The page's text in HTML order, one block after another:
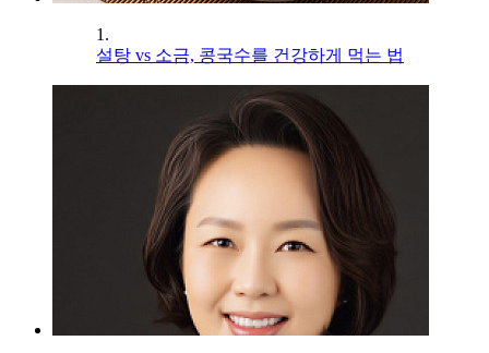
1.
설탕 vs 소금, 콩국수를 건강하게 먹는 법